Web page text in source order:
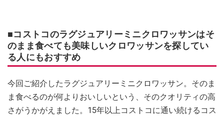
■コストコのラグジュアリーミニクロワッサンはそ
のまま食べても美味しいクロワッサンを探してい
る人にもおすすめ
今回ご紹介したラグジュアリーミニクロワッサン。そのま
ま食べるのが何よりおいしいという、そのクオリティの高
さがうかがえました。15年以上コストコに通い続けるコス